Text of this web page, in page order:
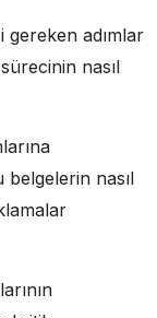
gereken adımlar
nasıl
nasıl